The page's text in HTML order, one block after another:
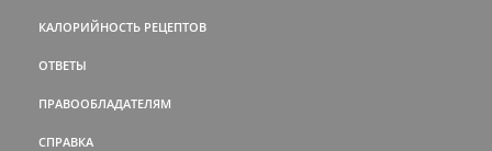
КАЛОРИЙНОСТЬ РЕЦЕПТОВ
ОТВЕТЫ
ПРАВООБЛАДАТЕЛЯМ
СПРАВКА